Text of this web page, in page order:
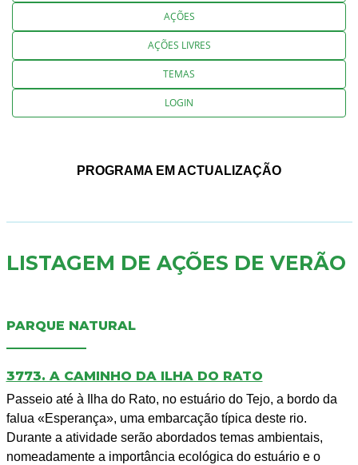
AÇÕES
AÇÕES LIVRES
TEMAS
LOGIN
PROGRAMA EM ACTUALIZAÇÃO
LISTAGEM DE AÇÕES DE VERÃO
PARQUE NATURAL
3773. A CAMINHO DA ILHA DO RATO
Passeio até à Ilha do Rato, no estuário do Tejo, a bordo da
falua «Esperança», uma embarcação típica deste rio.
Durante a atividade serão abordados temas ambientais,
nomeadamente a importância ecológica do estuário e o